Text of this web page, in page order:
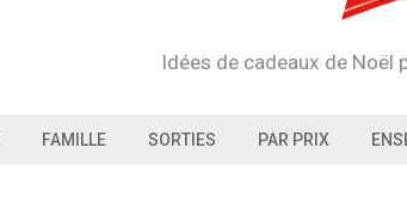
Idées de cadeaux de Noël
FAMILLE SORTIES PAR PRIX